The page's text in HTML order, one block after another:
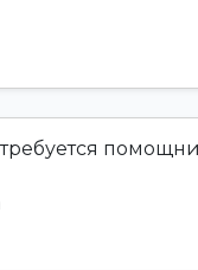
требуется